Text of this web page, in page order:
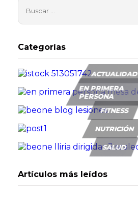
Categorías
ACTUALIDAD
EN PRIMERA
PERSONA
FITNESS
NUTRICIÓN
SALUD
Artículos más leídos